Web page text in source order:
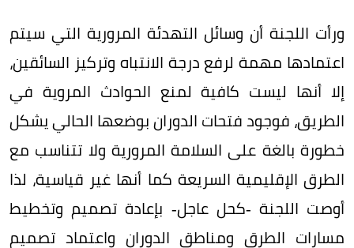
ورأت اللجنة أن وسائل التهدئة المرورية التي سيتم
اعتمادها مهمة لرفع درجة الانتباه وتركيز السائقين،
إلا أنها ليست كافية لمنع الحوادث المروية في
الطريق، فوجود فتحات الدوران بوضعها الحالي يشكل
خطورة بالغة على السلامة المرورية ولا تتناسب مع
الطرق الإقليمية السريعة كما أنها غير قياسية، لذا
أوصت اللجنة -كحل عاجل- بإعادة تصميم وتخطيط
مسارات الطرق ومناطق الدوران واعتماد تصميم